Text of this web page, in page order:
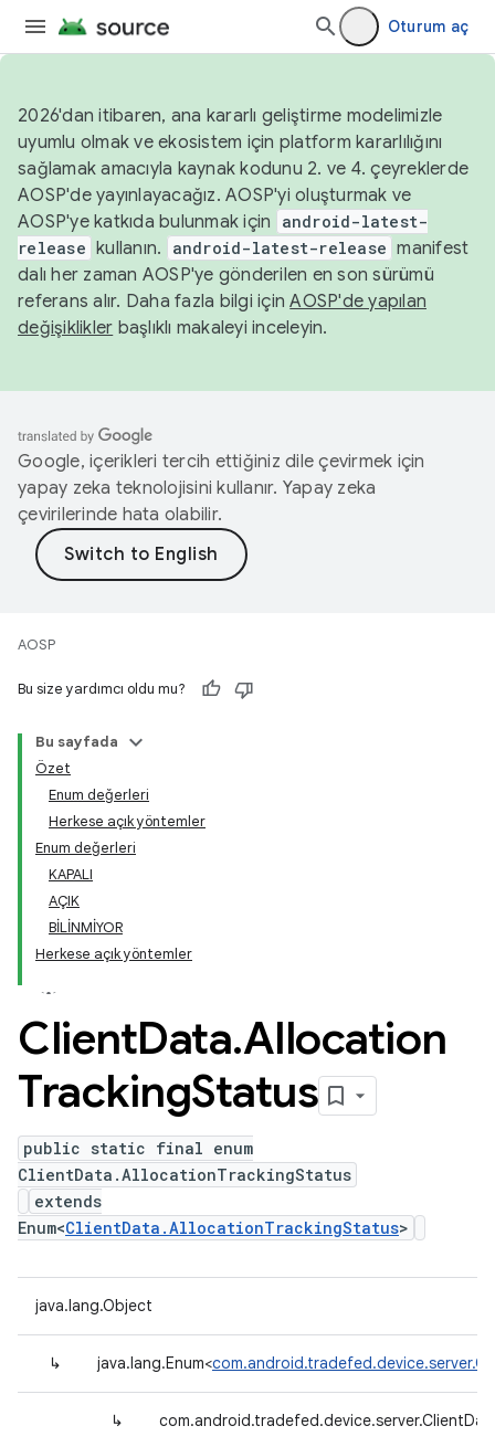
Oturum aç
2026'dan itibaren, ana kararlı geliştirme modelimizle
uyumlu olmak ve ekosistem için platform kararlılığını
sağlamak amacıyla kaynak kodunu 2. ve 4. çeyreklerde
AOSP'de yayınlayacağız. AOSP'yi oluşturmak ve
AOSP'ye katkıda bulunmak için
android-latest-
release kullanın. android-latest-release manifest
dalı her zaman AOSP'ye gönderilen en son sürümü
referans alır. Daha fazla bilgi içinAOSP'de yapılan
değişiklikler başlıklı makaleyi inceleyin.
Google, içerikleri tercih ettiğiniz dile çevirmek için
yapay zeka teknolojisini kullanır. Yapay zeka
çevirilerinde hata olabilir.
AOSP
Bu size yardımcı oldu mu?
Bu sayfada
Özet
Enum değerleri
Herkese açık yöntemler
Enum değerleri
KAPALI
AÇIK
BİLİNMİYOR
Herkese açık yöntemler
ClientData.Allocation
TrackingStatus
public static final enum
ClientData.AllocationTrackingStatus
extends
Enum<ClientData.AllocationTrackingStatus>
java.lang.Object
↳ java.lang.Enum<
↳